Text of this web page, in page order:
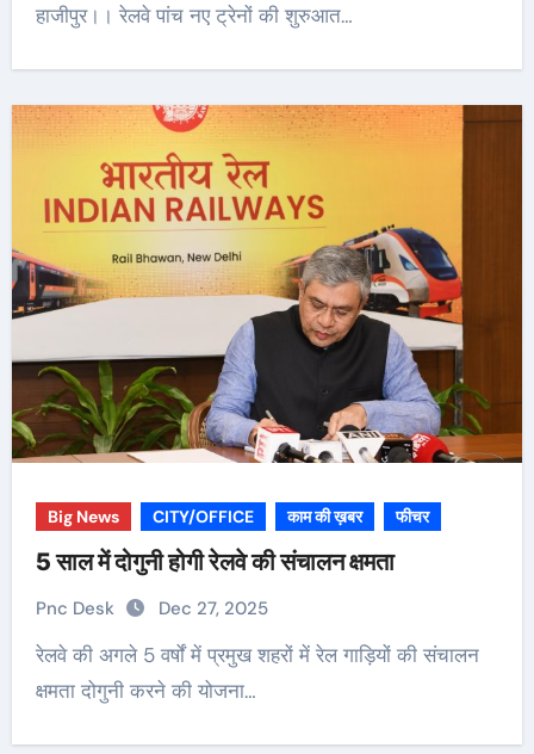
हाजीपुर।। रेलवे पांच नए ट्रेनों की शुरुआत…
Big News CITY/OFFICE काम की ख़बर फीचर
5 साल में दोगुनी होगी रेलवे की संचालन क्षमता
Pnc Desk Dec 27, 2025
रेलवे की अगले 5 वर्षों में प्रमुख शहरों में रेल गाड़ियों की संचालन
क्षमता दोगुनी करने की योजना…